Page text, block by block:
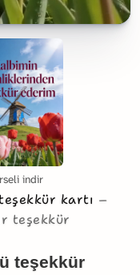
indir
kartı
teşekkür
teşekkür